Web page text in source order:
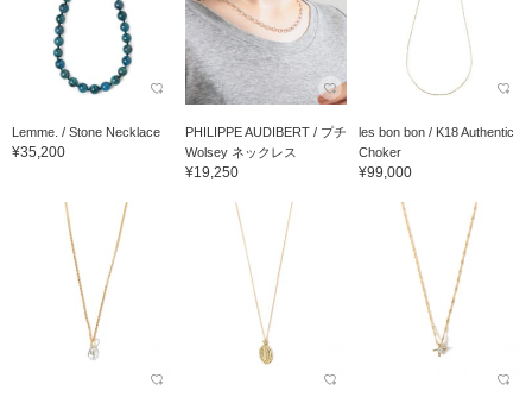
Lemme. / Stone Necklace
¥35,200
PHILIPPE AUDIBERT / プチ
Wolsey ネックレス
¥19,250
les bon bon / K18 Authentic
Choker
¥99,000